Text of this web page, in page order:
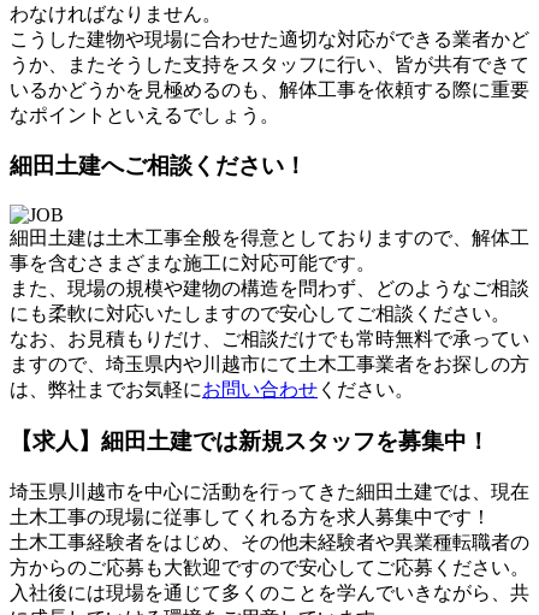
わなければなりません。
こうした建物や現場に合わせた適切な対応ができる業者かど
うか、またそうした支持をスタッフに行い、皆が共有できて
いるかどうかを見極めるのも、解体工事を依頼する際に重要
なポイントといえるでしょう。
細田土建へご相談ください！
細田土建は土木工事全般を得意としておりますので、解体工
事を含むさまざまな施工に対応可能です。
また、現場の規模や建物の構造を問わず、どのようなご相談
にも柔軟に対応いたしますので安心してご相談ください。
なお、お見積もりだけ、ご相談だけでも常時無料で承ってい
ますので、埼玉県内や川越市にて土木工事業者をお探しの方
は、弊社までお気軽にお問い合わせ ください。
【求人】細田土建では新規スタッフを募集中！
埼玉県川越市を中心に活動を行ってきた細田土建では、現在
土木工事の現場に従事してくれる方を求人募集中です！
土木工事経験者をはじめ、その他未経験者や異業種転職者の
方からのご応募も大歓迎ですので安心してご応募ください。
入社後には現場を通じて多くのことを学んでいきながら、共